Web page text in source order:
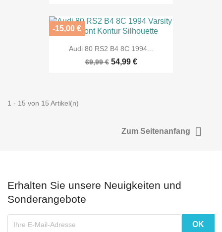
Audi 80 RS2 B4 8C 1994...
69,99 € 54,99 €
-15,00 €
1 - 15 von 15 Artikel(n)
Zum Seitenanfang 
Erhalten Sie unsere Neuigkeiten und
Sonderangebote